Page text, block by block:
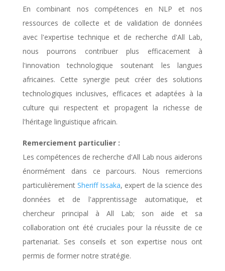
En combinant nos compétences en NLP et nos
ressources de collecte et de validation de données
avec l'expertise technique et de recherche d'All Lab,
nous pourrons contribuer plus efficacement à
l'innovation technologique soutenant les langues
africaines. Cette synergie peut créer des solutions
technologiques inclusives, efficaces et adaptées à la
culture qui respectent et propagent la richesse de
l'héritage linguistique africain.
Remerciement particulier :
Les compétences de recherche d'All Lab nous aiderons
énormément dans ce parcours. Nous remercions
particulièrement Sheriff Issaka, expert de la science des
données et de l'apprentissage automatique, et
chercheur principal à All Lab; son aide et sa
collaboration ont été cruciales pour la réussite de ce
partenariat. Ses conseils et son expertise nous ont
permis de former notre stratégie.